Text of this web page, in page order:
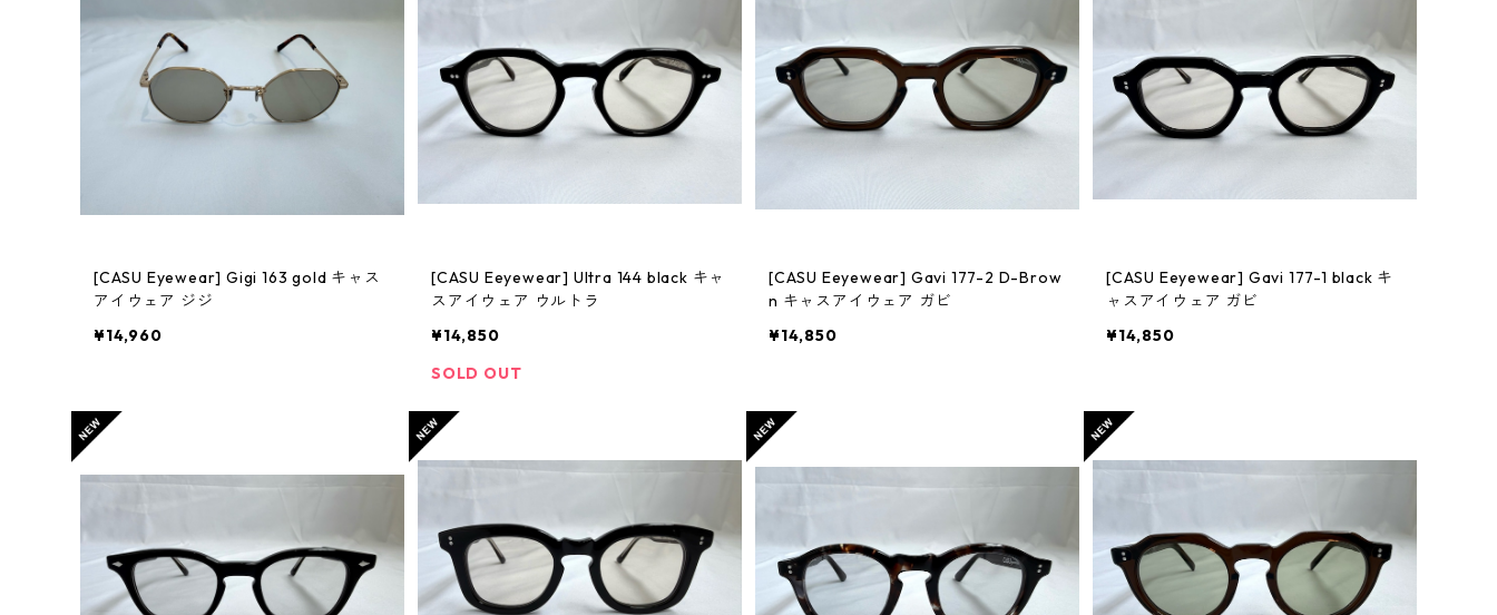
[CASU Eyewear] Gigi 163 gold キャス
アイウェア ジジ
¥14,960
[CASU Eeyewear] Ultra 144 black キャ
スアイウェア ウルトラ
¥14,850
SOLD OUT
[CASU Eeyewear] Gavi 177-2 D-Brow
n キャスアイウェア ガビ
¥14,850
[CASU Eeyewear] Gavi 177-1 black キ
ャスアイウェア ガビ
¥14,850